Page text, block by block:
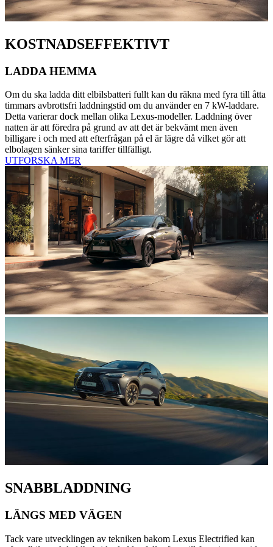
KOSTNADSEFFEKTIVT
LADDA HEMMA
Om du ska ladda ditt elbilsbatteri fullt kan du räkna med fyra till åtta
timmars avbrottsfri laddningstid om du använder en 7 kW-laddare.
Detta varierar dock mellan olika Lexus-modeller. Laddning över
natten är att föredra på grund av att det är bekvämt men även
billigare i och med att efterfrågan på el är lägre då vilket gör att
elbolagen sänker sina tariffer tillfälligt.
UTFORSKA MER
SNABBLADDNING
LÄNGS MED VÄGEN
Tack vare utvecklingen av tekniken bakom Lexus Electrified kan